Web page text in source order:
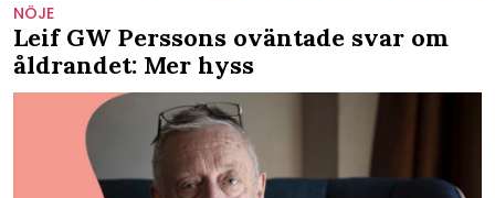
NÖJE
Leif GW Perssons oväntade svar om
åldrandet: Mer hyss